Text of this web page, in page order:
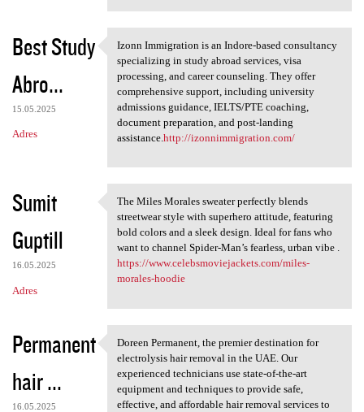
Best Study
Abro...
15.05.2025
Adres
Izonn Immigration is an
Izonn Immigration is an Indore-based consultancy
specializing in study abroad services, visa
processing, and career counseling. They offer
comprehensive support, including university
admissions guidance, IELTS/PTE coaching,
document preparation, and post-landing
assistance. http://izonnimmigration.com/
Sumit
Guptill
16.05.2025
Adres
The Miles Morales sweater
The Miles Morales sweater perfectly blends
streetwear style with superhero attitude, featuring
bold colors and a sleek design. Ideal for fans who
want to channel Spider-Man’s fearless, urban vibe .
https://www.celebsmoviejackets.com/miles-
morales-hoodie
Permanent
hair ...
16.05.2025
Doreen Permanent, the premier
Doreen Permanent, the premier destination for
electrolysis hair removal in the UAE. Our
experienced technicians use state-of-the-art
equipment and techniques to provide safe,
effective, and affordable hair removal services to